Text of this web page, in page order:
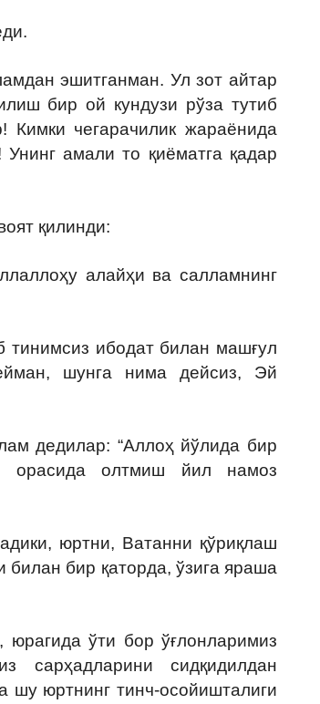
эшитганман. Ул зот айтар
бир ой кундузи рўза тутиб
Кимки чегарачилик жараёнида
амали то қиёматга қадар
қилинди:
алайҳи ва салламнинг
тинимсиз ибодат билан машғул
шунга нима дейсиз, Эй
дедилар: “Аллоҳ йўлида бир
орасида олтмиш йил намоз
юртни, Ватанни қўриқлаш
бир қаторда, ўзига яраша
ўти бор ўғлонларимиз
сарҳадларини сидқидилдан
шу юртнинг тинч-осойишталиги